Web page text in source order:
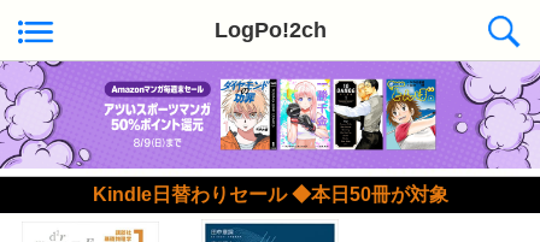
LogPo!2ch
Kindle日替わりセール ◆本日50冊が対象